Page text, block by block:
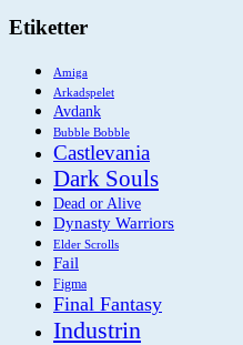
Etiketter
Amiga
Arkadspelet
Avdank
Bubble Bobble
Castlevania
Dark Souls
Dead or Alive
Dynasty Warriors
Elder Scrolls
Fail
Figma
Final Fantasy
Industrin